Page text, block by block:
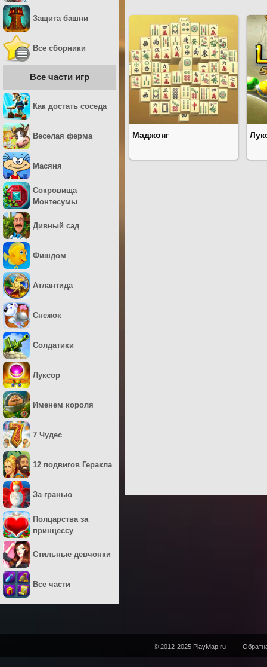
Маджонг
Защита башни
Все сборники
Все части игр
Как достать соседа
Веселая ферма
Масяня
Сокровища
Монтесумы
Дивный сад
Фишдом
Атлантида
Снежок
Солдатики
Луксор
Именем короля
7 Чудес
12 подвигов Геракла
За гранью
Полцарства за
принцессу
Стильные девчонки
Все части
© 2012-2025 PlayMap.ru